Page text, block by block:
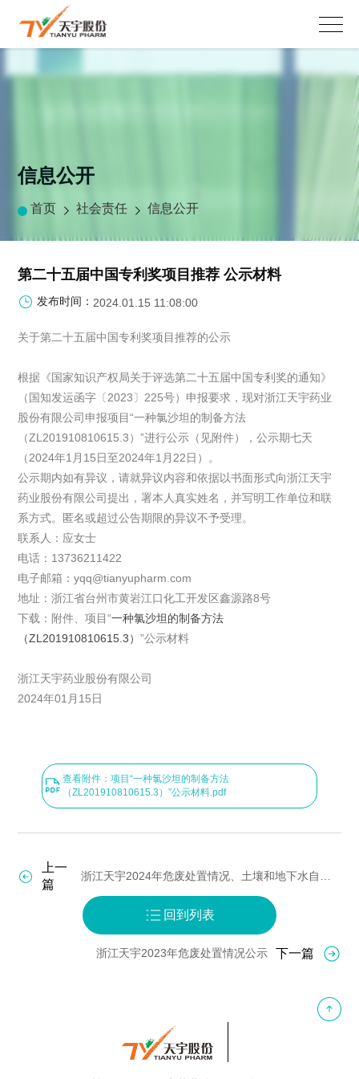
信息公开
首页 社会责任 信息公开
第二十五届中国专利奖项目推荐 公示材料
发布时间： 2024.01.15 11:08:00
关于第二十五届中国专利奖项目推荐的公示
根据《国家知识产权局关于评选第二十五届中国专利奖的通知》
（国知发运函字〔2023〕225号）申报要求，现对浙江天宇药业
股份有限公司申报项目“一种氯沙坦的制备方法
（ZL201910810615.3）”进行公示（见附件），公示期七天
（2024年1月15日至2024年1月22日）。
公示期内如有异议，请就异议内容和依据以书面形式向浙江天宇
药业股份有限公司提出，署本人真实姓名，并写明工作单位和联
系方式。匿名或超过公告期限的异议不予受理。
联系人：应女士
电话：13736211422
电子邮箱：yqq@tianyupharm.com
地址：浙江省台州市黄岩江口化工开发区鑫源路8号
下载：附件、项目“一种氯沙坦的制备方法
（ZL201910810615.3）”公示材料
浙江天宇药业股份有限公司
2024年01月15日
查看附件：项目“一种氯沙坦的制备方法
（ZL201910810615.3）”公示材料.pdf
上一
篇
回到列表
浙江天宇2023年危废处置情况公示 下一篇